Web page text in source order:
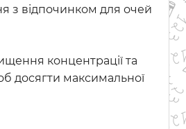
з відпочинком для очей
концентрації та
досягти максимальної